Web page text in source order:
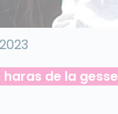
haras de la gesse